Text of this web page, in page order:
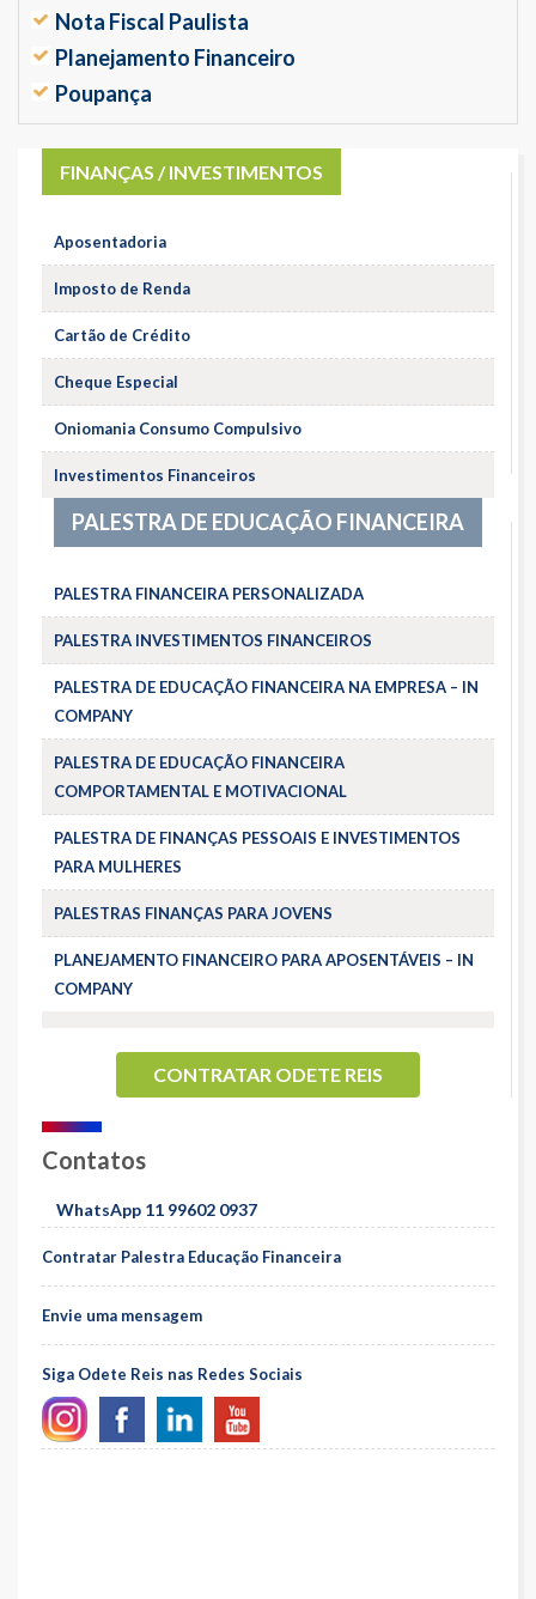
Nota Fiscal Paulista
Planejamento Financeiro
Poupança
FINANÇAS / INVESTIMENTOS
Aposentadoria
Imposto de Renda
Cartão de Crédito
Cheque Especial
Oniomania Consumo Compulsivo
Investimentos Financeiros
PALESTRA DE EDUCAÇÃO FINANCEIRA
PALESTRA FINANCEIRA PERSONALIZADA
PALESTRA INVESTIMENTOS FINANCEIROS
PALESTRA DE EDUCAÇÃO FINANCEIRA NA EMPRESA – IN
COMPANY
PALESTRA DE EDUCAÇÃO FINANCEIRA
COMPORTAMENTAL E MOTIVACIONAL
PALESTRA DE FINANÇAS PESSOAIS E INVESTIMENTOS
PARA MULHERES
PALESTRAS FINANÇAS PARA JOVENS
PLANEJAMENTO FINANCEIRO PARA APOSENTÁVEIS – IN
COMPANY
CONTRATAR ODETE REIS
Contatos
WhatsApp 11 99602 0937
Contratar Palestra Educação Financeira
Envie uma mensagem
Siga Odete Reis nas Redes Sociais